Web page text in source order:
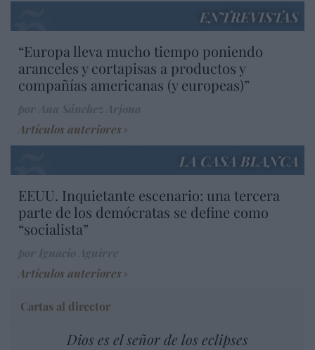
ENTREVISTAS
“Europa lleva mucho tiempo poniendo
aranceles y cortapisas a productos y
compañías americanas (y europeas)”
Artículos anteriores
LA CASA BLANCA
EEUU. Inquietante escenario: una tercera
parte de los demócratas se define como
“socialista”
Artículos anteriores
Cartas al director
Dios es el señor de los eclipses